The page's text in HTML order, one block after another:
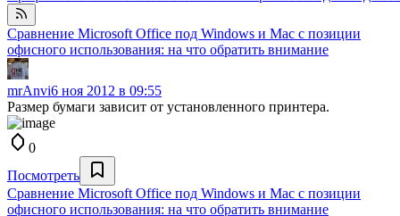
Сравнение Microsoft Office под Windows и Mac c позиции
офисного использования: на что обратить внимание
mrAnvi6 ноя 2012 в 09:55
Размер бумаги зависит от установленного принтера.
0
Посмотреть
Сравнение Microsoft Office под Windows и Mac c позиции
офисного использования: на что обратить внимание